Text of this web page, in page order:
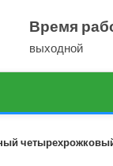
Время
выходной